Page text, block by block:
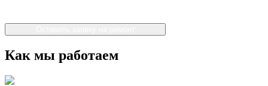
Как мы работаем